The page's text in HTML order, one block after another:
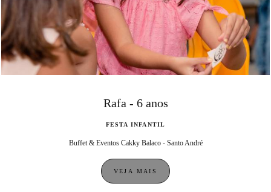
Rafa - 6 anos
FESTA INFANTIL
Buffet & Eventos Cakky Balaco - Santo André
VEJA MAIS